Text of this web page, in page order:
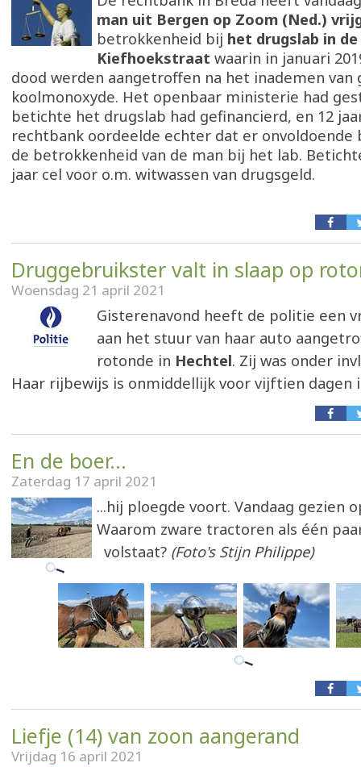
man uit Bergen op Zoom (Ned.)
betrokkenheid bij het drugslab in de
Kiefhoekstraat waarin in januari
dood werden aangetroffen na het inademen van
koolmonoxyde. Het openbaar ministerie had
betichte het drugslab had gefinancierd, en 12
rechtbank oordeelde echter dat er onvoldoende
de betrokkenheid van de man bij het lab.
jaar cel voor o.m. witwassen van drugsgeld.
Druggebruikster valt in slaap op
Woensdag 21 april 2021
Gisterenavond heeft de politie een
aan het stuur van haar auto
rotonde in Hechtel. Zij was onder
Haar rijbewijs is onmiddellijk voor vijftien dagen
En de boer...
Zaterdag 17 april 2021
...hij ploegde voort. Vandaag gezien
Waarom zware tractoren als één
volstaat? (Foto's Stijn Philippe)
Liefje (14) van zoon aangerand
Vrijdag 16 april 2021